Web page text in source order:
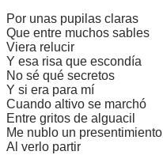
Por unas pupilas claras
Que entre muchos sables
Viera relucir
Y esa risa que escondía
No sé qué secretos
Y si era para mí
Cuando altivo se marchó
Entre gritos de alguacil
Me nublo un presentimiento
Al verlo partir